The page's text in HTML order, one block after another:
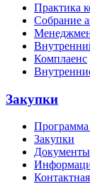
Практика
Собрание
Комплаенс
Закупки
Программа
Закупки
Документы